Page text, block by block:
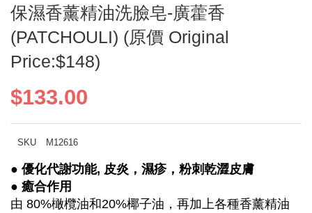
保濕香薰精油洗臉皂-廣藿香
(PATCHOULI) (原價 Original
Price:$148)
$133.00
SKU M12616
● 優化代謝功能, 皮炎，濕疹，粉刺乾澀皮膚
● 癒合作用
由 80%橄欖油和20%椰子油，再加上各種香薰精油
Skip
to
the
beginning
of
the
gallery